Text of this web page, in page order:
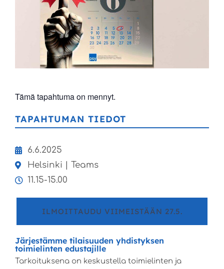
Tämä tapahtuma on mennyt.
TAPAHTUMAN TIEDOT
6.6.2025
Helsinki | Teams
11.15-15.00
ILMOITTAUDU VIIMEISTÄÄN 27.5.
Järjestämme tilaisuuden yhdistyksen
toimielinten edustajille
Tarkoituksena on keskustella toimielinten ja